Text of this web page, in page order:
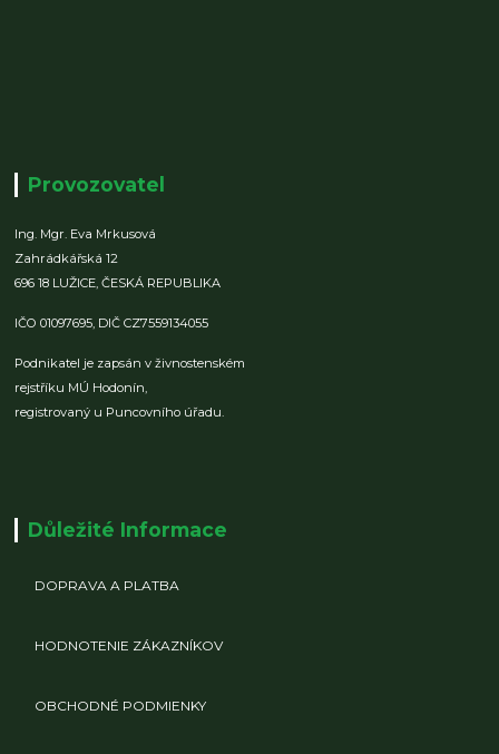
Provozovatel
Ing. Mgr. Eva Mrkusová
Zahrádkářská 12
696 18 LUŽICE,ČESKÁ REPUBLIKA
IČO 01097695, DIČ CZ7559134055
Podnikatel je zapsán v živnostenském
rejstříku MÚ Hodonín,
registrovaný u Puncovního úřadu.
Důležité Informace
DOPRAVA A PLATBA
HODNOTENIE ZÁKAZNÍKOV
OBCHODNÉ PODMIENKY